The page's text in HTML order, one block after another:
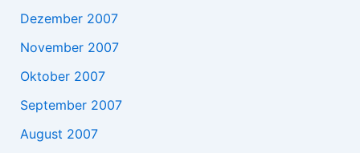
Dezember 2007
November 2007
Oktober 2007
September 2007
August 2007